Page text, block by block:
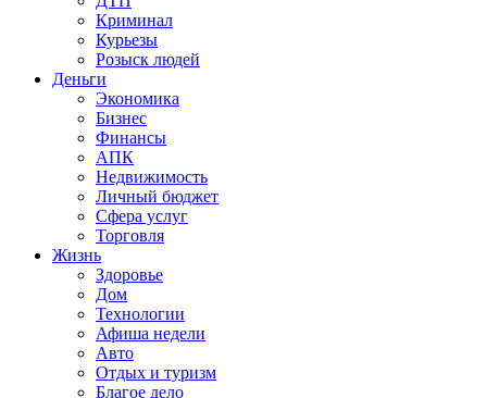
Криминал
Курьезы
Розыск людей
Деньги
Экономика
Бизнес
Финансы
АПК
Недвижимость
Личный бюджет
Сфера услуг
Торговля
Жизнь
Здоровье
Дом
Технологии
Афиша недели
Авто
Отдых и туризм
Благое дело